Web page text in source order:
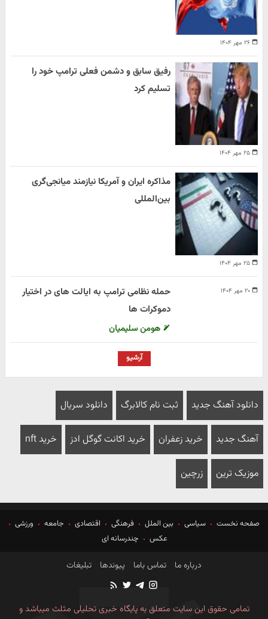
۲۶ مهر ۱۴۰۴
۲۵ مهر ۱۴۰۴
رفیق سابق و دشمن فعلی ترامپ خود را
تسلیم کرد
۲۵ مهر ۱۴۰۴
مذاکره ایران و آمریکا نیازمند میانجی‌گری
بین‌المللی
۲۰ مهر ۱۴۰۴
حمله نظامی ترامپ به ایالت های در اختیار
دموکرات ها
هومن سلیمیان
آرشیو
دانلود آهنگ جدید ثبت نام کالابرگ دانلود سریال
آهنگ جدید خرید زعفران خرید اکانت گوگل ادز خرید nft
موزیک ترین زرچین
صفحه نخست سیاسی بین الملل فرهنگی اقتصادی جامعه
ورزشی
عکس
چندرسانه ای
درباره ما تماس باما پیوندها تبلیغات
تمامی حقوق این سایت متعلق به پایگاه خبری تحلیلی مثلث میباشد و